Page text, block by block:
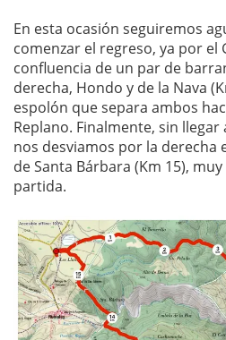
En esta ocasión seguiremos
comenzar el regreso, ya por el
confluencia de un par de
derecha, Hondo y de la Nava
espolón que separa ambos
Replano. Finalmente, sin
nos desviamos por la derecha
de Santa Bárbara (Km 15),
partida.